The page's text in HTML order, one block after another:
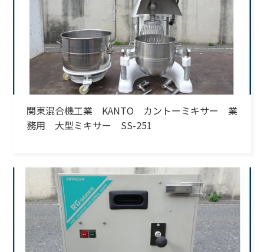
関東混合機工業 KANTO カントーミキサー 業
務用 大型ミキサー SS-251